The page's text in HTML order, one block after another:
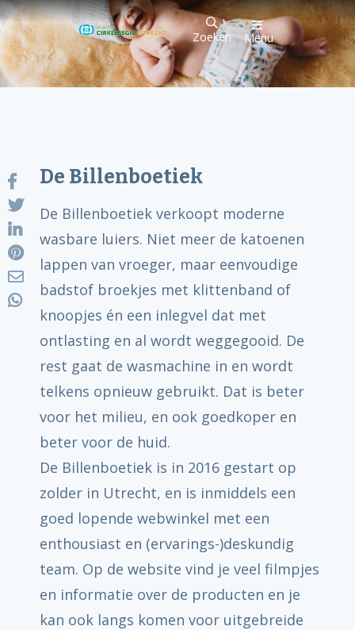
Zoeken Menu
De Billenboetiek
De Billenboetiek verkoopt moderne
wasbare luiers. Niet meer de katoenen
lappen van vroeger, maar eenvoudige
badstof broekjes met klittenband of
knoopjes én een inlegvel dat met
ontlasting en al wordt weggegooid. De
rest gaat de wasmachine in en wordt
telkens opnieuw gebruikt. Dat is beter
voor het milieu, en ook goedkoper en
beter voor de huid.
De Billenboetiek is in 2016 gestart op
zolder in Utrecht, en is inmiddels een
goed lopende webwinkel met een
enthousiast en (ervarings-)deskundig
team. Op de website vind je veel filmpjes
en informatie over de producten en je
kan ook langs komen voor uitgebreide